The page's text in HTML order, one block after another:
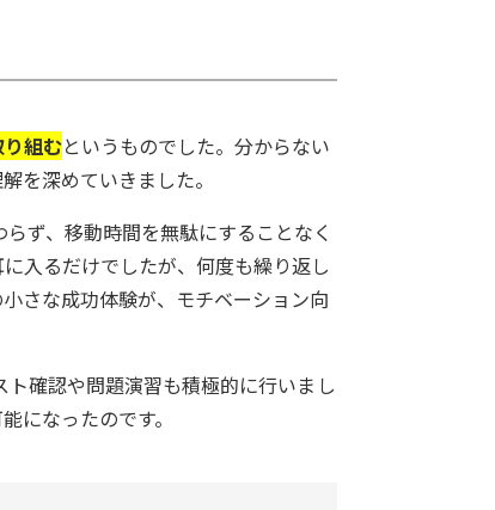
組むというものでした。分からない
を深めていきました。
ず、移動時間を無駄にすることなく
入るだけでしたが、何度も繰り返し
さな成功体験が、モチベーション向
確認や問題演習も積極的に行いまし
になったのです。